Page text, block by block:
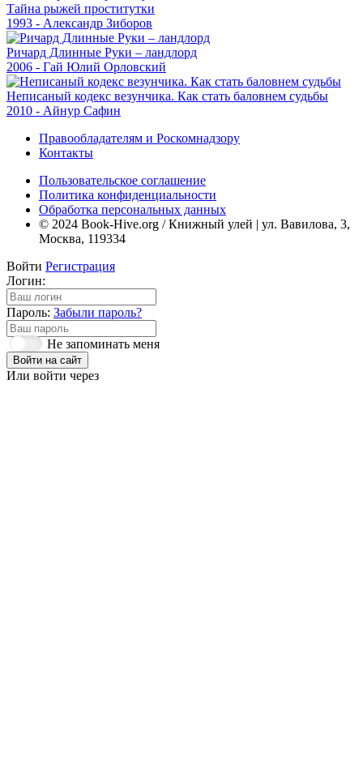
Тайна рыжей проститутки
1993 - Александр Зиборов
Ричард Длинные Руки – ландлорд
2006 - Гай Юлий Орловский
Неписаный кодекс везунчика. Как стать баловнем судьбы
2010 - Айнур Сафин
Правообладателям и Роскомнадзору
Контакты
Пользовательское соглашение
Политика конфиденциальности
Обработка персональных данных
© 2024 Book-Hive.org / Книжный улей | ул. Вавилова, 3,
Москва, 119334
Войти Регистрация
Логин:
Пароль: Забыли пароль?
Не запоминать меня
Войти на сайт
Или войти через